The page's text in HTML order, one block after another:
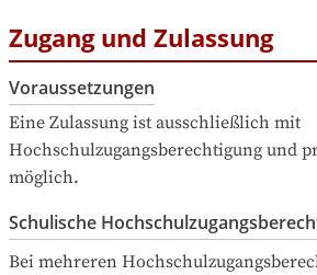
Zugang und Zulassung
Voraussetzungen
Eine Zulassung ist ausschließlich mit
Hochschulzugangsberechtigung und
möglich.
Schulische
Bei mehreren